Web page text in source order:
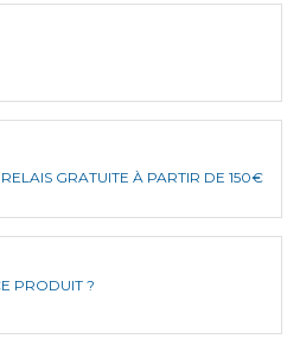
GRATUITE À PARTIR DE 150€
PRODUIT ?